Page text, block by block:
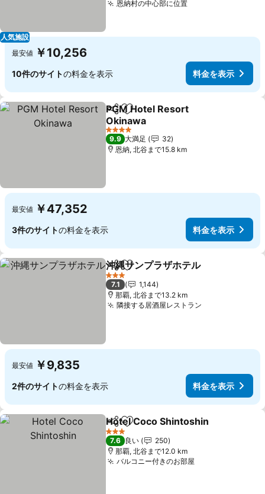
人気施設
恩納村の中心部に位置料金を表示
最安値 ￥10,256
10件のサイトの料金を表示 料金を表示
シェアお気に入りに追加
PGM Hotel Resort
Okinawa
料金を表示
4 ホテルのランク
9.9 大満足
32
恩納, 北谷まで15.8 km
最安値 ￥47,352
3件のサイトの料金を表示 料金を表示
シェアお気に入りに追加
沖縄サンプラザホテル
3 ホテルのランク
7.1
1,144
那覇, 北谷まで13.2 km
隣接する居酒屋レストラン
最安値 ￥9,835
2件のサイトの料金を表示 料金を表示
シェアお気に入りに追加
Hotel Coco Shintoshin
3 ホテルのランク
7.6 良い
250
那覇, 北谷まで12.0 km
バルコニー付きのお部屋料金を表示